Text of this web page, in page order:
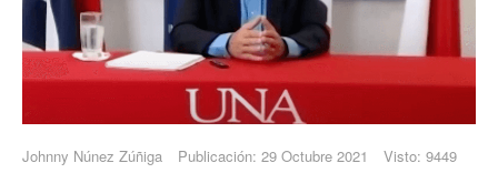
Johnny Núnez Zúñiga Publicación: 29 Octubre 2021 Visto: 9449